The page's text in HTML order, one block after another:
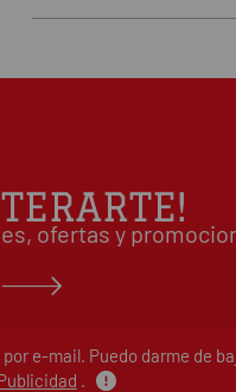
ofertas y
e-mail. Puedo darme de